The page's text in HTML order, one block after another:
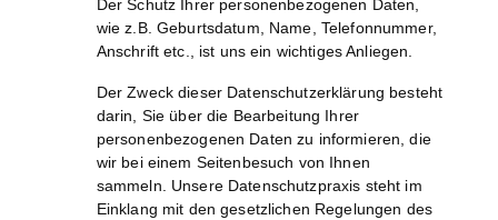
Der Schutz Ihrer personenbezogenen Daten,
wie z.B. Geburtsdatum, Name, Telefonnummer,
Anschrift etc., ist uns ein wichtiges Anliegen.
Der Zweck dieser Datenschutzerklärung besteht
darin, Sie über die Bearbeitung Ihrer
personenbezogenen Daten zu informieren, die
wir bei einem Seitenbesuch von Ihnen
sammeln. Unsere Datenschutzpraxis steht im
Einklang mit den gesetzlichen Regelungen des